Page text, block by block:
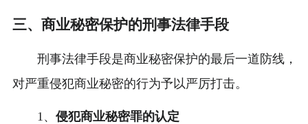
三、商业秘密保护的刑事法律手段
刑事法律手段是商业秘密保护的最后一道防线，
对严重侵犯商业秘密的行为予以严厉打击。
1、 侵犯商业秘密罪的认定